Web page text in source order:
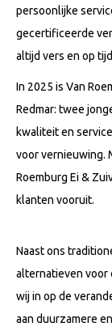
persoonlijke
gecertificeerde
altijd vers en op
In 2025 is Van
Redmar: twee
kwaliteit en
voor vernieuwing.
Roemburg Ei &
klanten vooruit.
Naast ons
alternatieven voor
wij in op de
aan duurzamere